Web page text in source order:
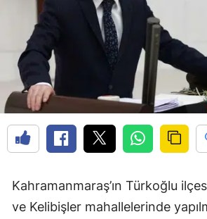
Kahramanmaraş’ın Türkoğlu
ve Kelibişler mahallelerinde